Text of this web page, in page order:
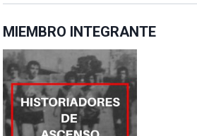
MIEMBRO INTEGRANTE